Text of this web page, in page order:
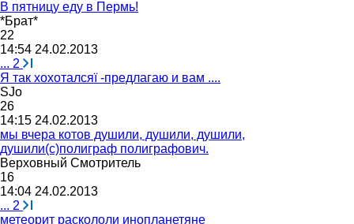
В пятницу еду в Пермь!
*Брат*
22
14:54 24.02.2013
... 2
Я так хохоталсяї -предлагаю и вам ....
SJo
26
14:15 24.02.2013
мы вчера котов душили, душили, душили,
душили(с)полиграф полиграфович.
Верховный Смотритель
16
14:04 24.02.2013
... 2
метеорит раскололи инопланетяне